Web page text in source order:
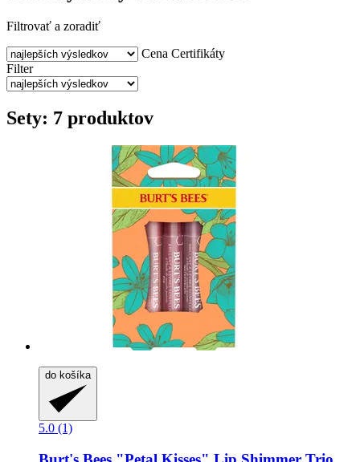
Filtrovať a zoradiť
Cena Certifikáty
Filter
Sety: 7 produktov
do košíka
5.0 (1)